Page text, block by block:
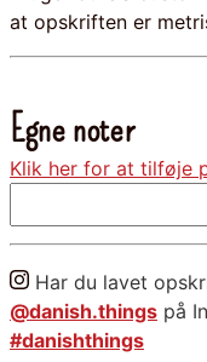
at opskriften er
Egne noter
Klik her for at tilføje
Har du lavet
@danish.things på
#danishthings